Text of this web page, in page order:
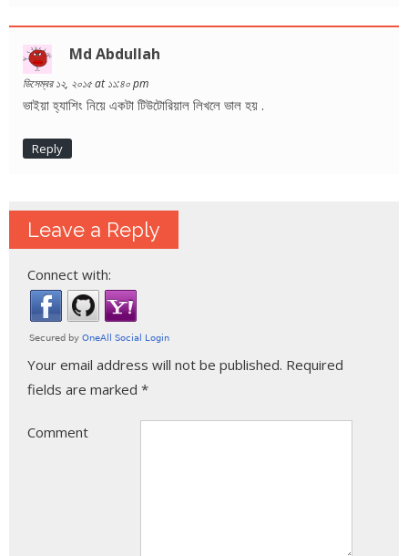
Md Abdullah
ডিসেম্বর ১২, ২০১৫ at ১১:৪০ pm
ভাইয়া হ্যাশিং নিয়ে একটা টিউটোরিয়াল লিখলে ভাল হয় .
Reply
Leave a Reply
Connect with:
Your email address will not be published. Required
fields are marked *
Comment